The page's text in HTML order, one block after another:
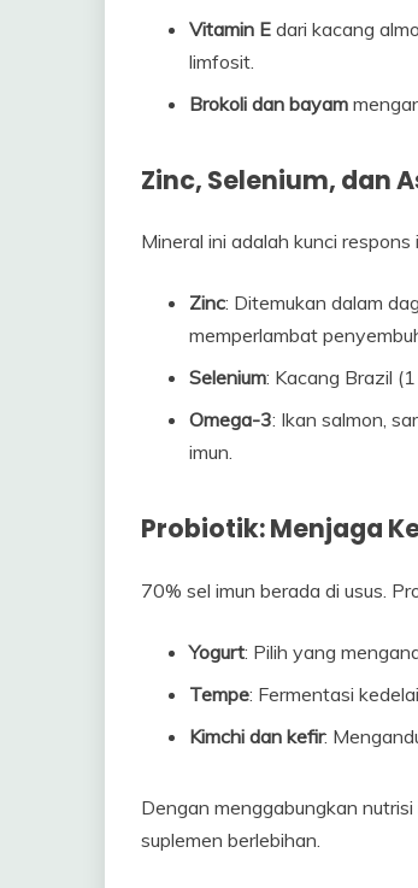
Vitamin E dari kacang
limfosit.
Brokoli dan bayam
Zinc, Selenium, dan
Mineral ini adalah kunci respons
Zinc: Ditemukan dalam
memperlambat
Selenium: Kacang Brazil
Omega-3: Ikan salmon,
imun.
Probiotik: Menjaga
70% sel imun berada di usus.
Yogurt: Pilih yang
Tempe: Fermentasi
Kimchi dan kefir:
Dengan menggabungkan
suplemen berlebihan.